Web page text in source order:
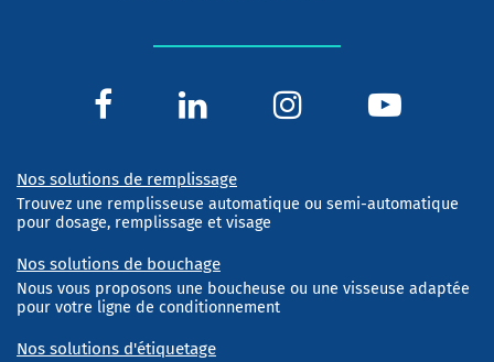
Nos solutions de remplissage
Trouvez une remplisseuse automatique ou semi-automatique
pour dosage, remplissage et visage
Nos solutions de bouchage
Nous vous proposons une boucheuse ou une visseuse adaptée
pour votre ligne de conditionnement
Nos solutions d'étiquetage